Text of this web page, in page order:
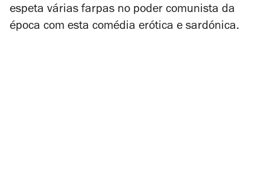
espeta várias farpas no poder comunista da
época com esta comédia erótica e sardónica.